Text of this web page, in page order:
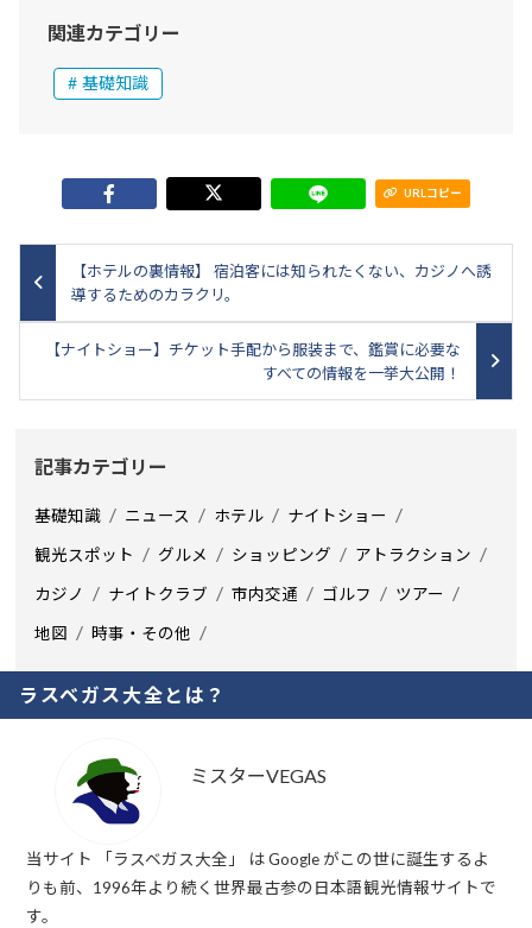
関連カテゴリー
基礎知識
URLコピー
【ホテルの裏情報】 宿泊客には知られたくない、カジノへ誘
導するためのカラクリ。
【ナイトショー】チケット手配から服装まで、鑑賞に必要な
すべての情報を一挙大公開！
記事カテゴリー
基礎知識 ニュース ホテル ナイトショー
観光スポット グルメ ショッピング アトラクション
カジノ ナイトクラブ 市内交通 ゴルフ ツアー
地図 時事・その他
ラスベガス大全とは？
ミスターVEGAS
当サイト 「ラスベガス大全」 は Google がこの世に誕生するよ
りも前、1996年より続く世界最古参の日本語観光情報サイトで
す。